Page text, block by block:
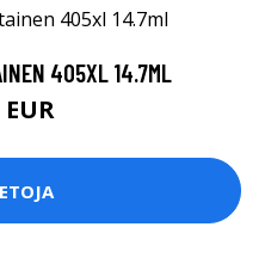
405XL 14.7ML